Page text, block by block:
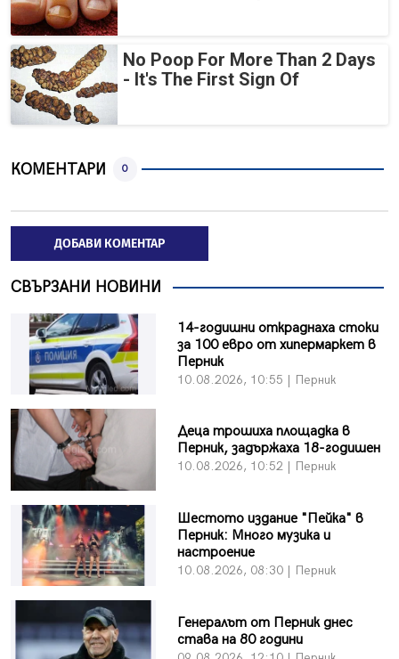
No Poop For More Than 2 Days
- It's The First Sign Of
КОМЕНТАРИ 0
ДОБАВИ КОМЕНТАР
СВЪРЗАНИ НОВИНИ
14-годишни откраднаха стоки
за 100 евро от хипермаркет в
Перник
10.08.2026, 10:55 | Перник
Деца трошиха площадка в
Перник, задържаха 18-годишен
10.08.2026, 10:52 | Перник
Шестото издание "Пейка" в
Перник: Много музика и
настроение
10.08.2026, 08:30 | Перник
Генералът от Перник днес
става на 80 години